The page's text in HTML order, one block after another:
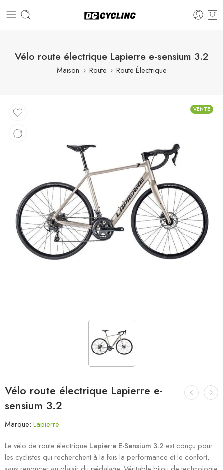
Vélo route électrique Lapierre e-sensium 3.2
Maison Route Route Électrique
VENTE
Vélo route électrique Lapierre e-
sensium 3.2
Marque: Lapierre
Le vélo de route électrique Lapierre E-Sensium 3.2 est conçu pour
les cyclistes qui recherchent à la fois la performance et le confort,